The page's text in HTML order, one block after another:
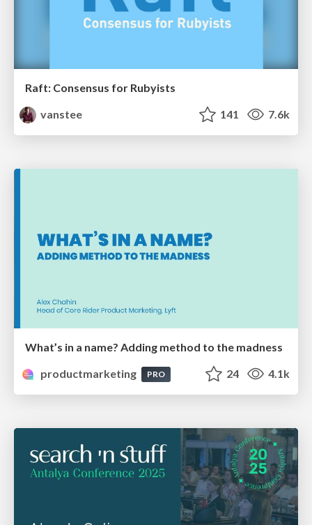
Raft: Consensus for Rubyists
vanstee
141 7.6k
What’s in a name? Adding method to the madness
productmarketing
PRO 24 4.1k